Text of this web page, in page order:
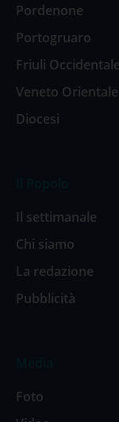
Pordenone
Portogruaro
Friuli Occidentale
Veneto Orientale
Diocesi
Il settimanale
Chi siamo
La redazione
Pubblicità
Foto